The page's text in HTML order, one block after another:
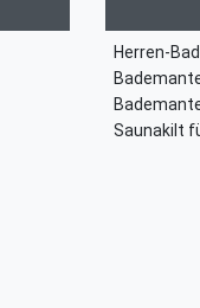
Herren-
Saunakilt